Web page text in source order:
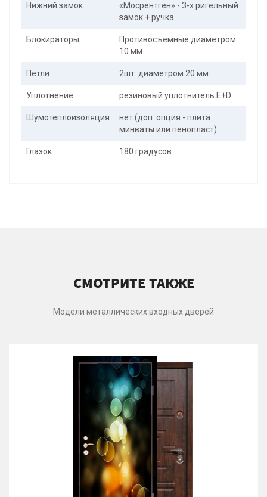
Нижний замок:
«Мосрентген» - 3-х ригельный
замок + ручка
Блокираторы
Противосъёмные диаметром
10 мм.
Петли 2шт. диаметром 20 мм.
Уплотнение резиновый уплотнитель E+D
Шумотеплоизоляция
нет (доп. опция - плита
минваты или пенопласт)
Глазок 180 градусов
СМОТРИТЕ ТАКЖЕ
Модели металлических входных дверей